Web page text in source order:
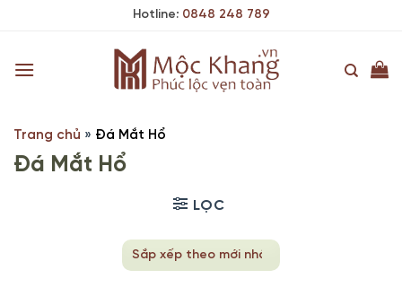
Hotline: 0848 248 789
Trang chủ » Đá Mắt Hổ
Đá Mắt Hổ
LỌC